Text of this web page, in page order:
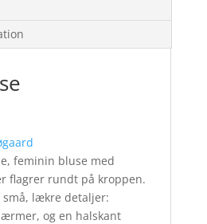
feminin bluse med
flagrer rundt på kroppen.
lækre detaljer:
og en halskant